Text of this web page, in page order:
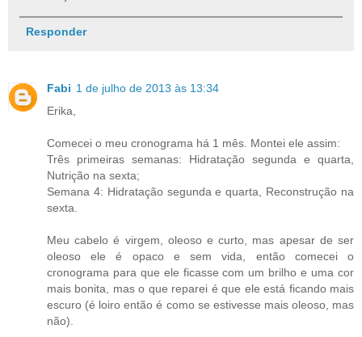
Responder
Fabi 1 de julho de 2013 às 13:34
Erika,
Comecei o meu cronograma há 1 mês. Montei ele assim:
Três primeiras semanas: Hidratação segunda e quarta,
Nutrição na sexta;
Semana 4: Hidratação segunda e quarta, Reconstrução na
sexta.
Meu cabelo é virgem, oleoso e curto, mas apesar de ser
oleoso ele é opaco e sem vida, então comecei o
cronograma para que ele ficasse com um brilho e uma cor
mais bonita, mas o que reparei é que ele está ficando mais
escuro (é loiro então é como se estivesse mais oleoso, mas
não).